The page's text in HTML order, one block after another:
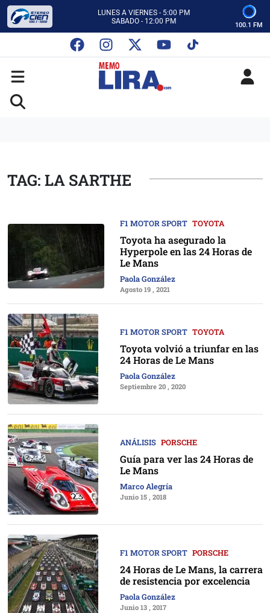
LUNES A VIERNES - 5:00 PM
SABADO - 12:00 PM
CON MEMO LIRA Y SU EQUIPO
LUNES A VIERNES - 5:00 PM
SABADO - 12:00 PM
100.1 FM
TAG: LA SARTHE
F1 MOTOR SPORT TOYOTA
Toyota ha asegurado la
Hyperpole en las 24 Horas de
Le Mans
Paola González
Agosto 19 , 2021
F1 MOTOR SPORT TOYOTA
Toyota volvió a triunfar en las
24 Horas de Le Mans
Paola González
Septiembre 20 , 2020
ANÁLISIS PORSCHE
Guía para ver las 24 Horas de
Le Mans
Marco Alegría
Junio 15 , 2018
F1 MOTOR SPORT PORSCHE
24 Horas de Le Mans, la carrera
de resistencia por excelencia
Paola González
Junio 13 , 2017